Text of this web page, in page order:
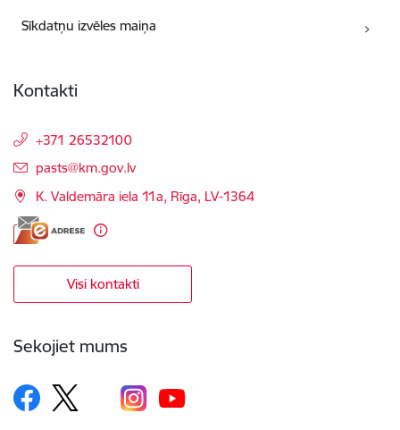
Sīkdatņu izvēles maiņa
Kontakti
+371 26532100
E-pasts:
pasts@km.gov.lv
K. Valdemāra iela 11a, Rīga, LV-1364
Visi kontakti
Sekojiet mums